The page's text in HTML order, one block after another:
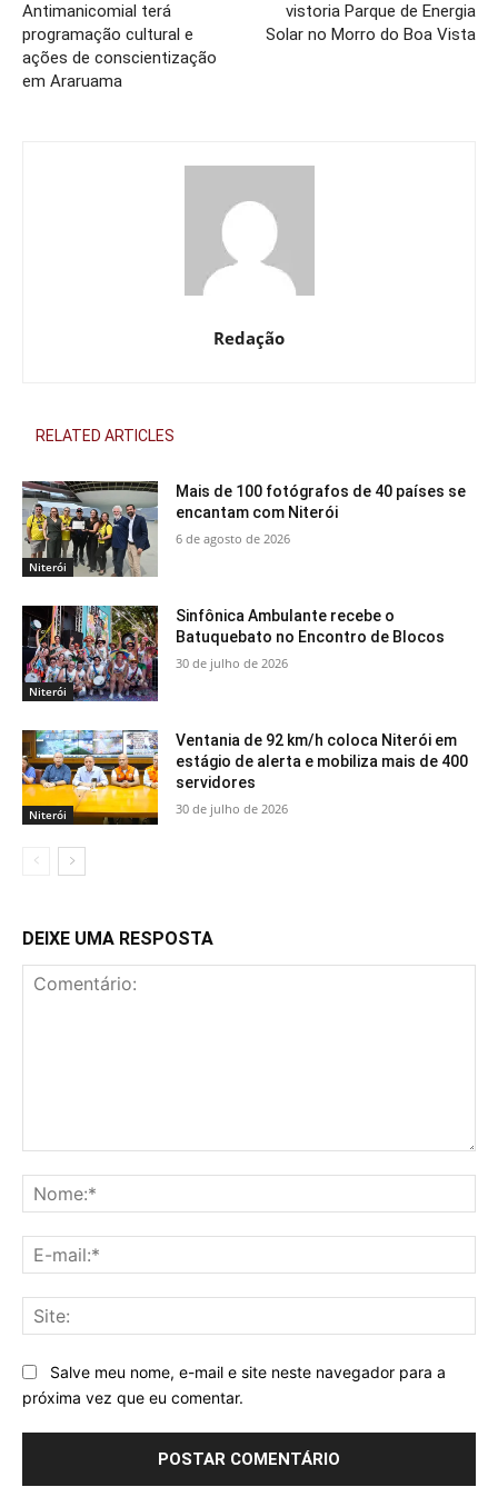
Antimanicomial terá
programação cultural e
ações de conscientização
em Araruama
vistoria Parque de Energia
Solar no Morro do Boa Vista
Redação
RELATED ARTICLES
Niterói
Mais de 100 fotógrafos de 40 países se
encantam com Niterói
6 de agosto de 2026
Niterói
Sinfônica Ambulante recebe o
Batuquebato no Encontro de Blocos
30 de julho de 2026
Niterói
Ventania de 92 km/h coloca Niterói em
estágio de alerta e mobiliza mais de 400
servidores
30 de julho de 2026
DEIXE UMA RESPOSTA
Salve meu nome, e-mail e site neste navegador para a
próxima vez que eu comentar.